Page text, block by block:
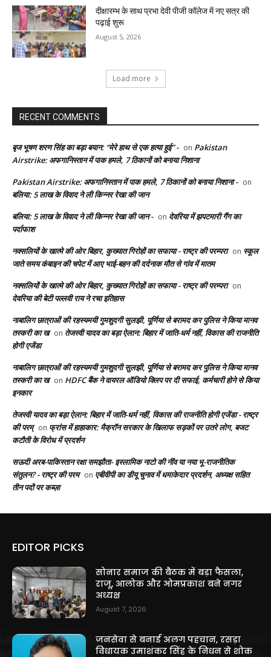
दीक्षारम्भ के साथ प्रभा देवी पीजी कॉलेज में नए सत्र की
पढ़ाई शुरू
August 5, 2026
Load more
RECENT COMMENTS
बृज भूषण शरण सिंह का बड़ा बयान: “मेरे हाथ से एक हत्या हुई” - on Pakistan
Airstrike: अफगानिस्तान में पाक हमले, 7 ठिकानों को बनाया निशाना
Pakistan Airstrike: अफगानिस्तान में पाक हमले, 7 ठिकानों को बनाया निशाना - on
बलिया: 5 लाख के विवाद ने ली किन्नर रेखा की जान
बलिया: 5 लाख के विवाद ने ली किन्नर रेखा की जान - on देवरिया में झपटमारी गैंग का
पर्दाफाश
नक्सलियों के खात्मे की ओर बिहार, कुख्यात गिरोहों का सफाया - राष्ट्र की परम्परा on स्कूल
जाते समय कंबाइन की चपेट में आए भाई-बहन की दर्दनाक मौत से गांव में मातम
नक्सलियों के खात्मे की ओर बिहार, कुख्यात गिरोहों का सफाया - राष्ट्र की परम्परा on
देवरिया की बेटी पल्लवी राय ने रचा इतिहास
नाबालिग छात्राओं की रहस्यमयी गुमशुदगी सुलझी, पूर्णिया से बरामद कर पुलिस ने किया मानव
तस्करी का ख on तेजस्वी यादव का बड़ा ऐलान: बिहार में जाति-धर्म नहीं, विकास की राजनीति
होगी एजेंडा
नाबालिग छात्राओं की रहस्यमयी गुमशुदगी सुलझी, पूर्णिया से बरामद कर पुलिस ने किया मानव
तस्करी का ख on HDFC बैंक ने वायरल ऑडियो क्लिप पर दी सफाई, कर्मचारी होने से किया
इनकार
तेजस्वी यादव का बड़ा ऐलान: बिहार में जाति-धर्म नहीं, विकास की राजनीति होगी एजेंडा - राष्ट्र
की परम् on फ्रांस में हाहाकार: मैक्रॉन सरकार के खिलाफ सड़कों पर उतरे लोग, बजट
कटौती के विरोध में प्रदर्शन
सऊदी अरब-पाकिस्तान रक्षा समझौता- इस्लामिक नाटो की नींव या नया भू-राजनीतिक
संतुलन? - राष्ट्र की परम on एबीवीपी का डीयू चुनाव में धमाकेदार प्रदर्शन, अध्यक्ष सहित
तीन पदों पर कब्ज़ा
EDITOR PICKS
सोनार समाज की बैठक में बड़ा फैसला,
राजू, आलोक और ओमप्रकाश बने नगर
अध्यक्ष
August 7, 2026
जनसेवा से बनाई अलग पहचान, रसड़ा
विधायक उमाशंकर सिंह के निधन से शोक